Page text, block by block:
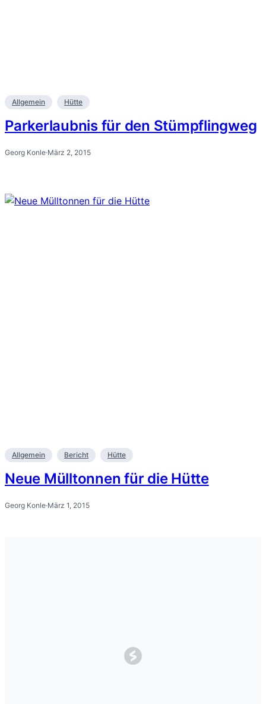
Allgemein Hütte
Parkerlaubnis für den Stümpflingweg
Georg Konle·März 2, 2015
Allgemein Bericht Hütte
Neue Mülltonnen für die Hütte
Georg Konle·März 1, 2015